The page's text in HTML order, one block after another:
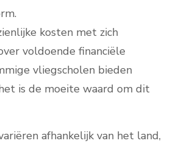
kosten met zich
voldoende financiële
vliegscholen bieden
is de moeite waard om dit
afhankelijk van het land,